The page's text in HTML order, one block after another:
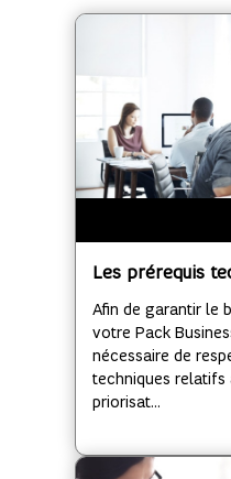
Les prérequis
Afin de garantir le
votre Pack
nécessaire de
techniques relatifs
priorisat...